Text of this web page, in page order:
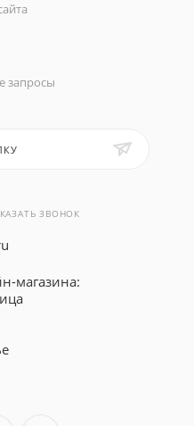
запросы
ЗВОНОК
магазина: